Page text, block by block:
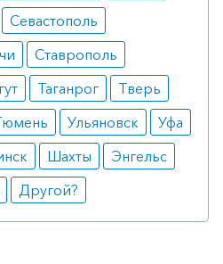
РФ)
Севастополь
Ставрополь
Таганрог
Тверь
Ульяновск
Уфа
Шахты
Энгельс
Другой?